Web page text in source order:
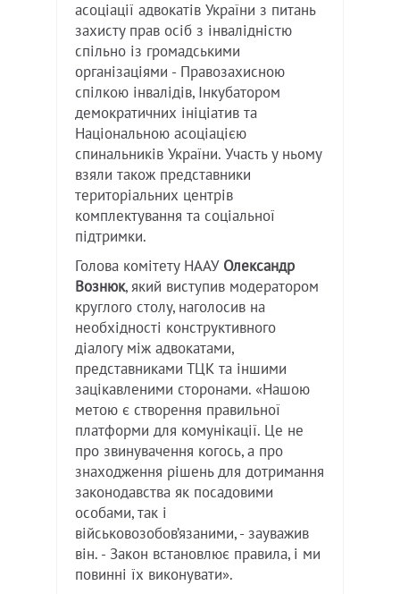
асоціації адвокатів України з питань
захисту прав осіб з інвалідністю
спільно із громадськими
організаціями - Правозахисною
спілкою інвалідів, Інкубатором
демократичних ініціатив та
Національною асоціацією
спинальників України. Участь у ньому
взяли також представники
територіальних центрів
комплектування та соціальної
підтримки.
Голова комітету НААУ Олександр
Вознюк, який виступив модератором
круглого столу, наголосив на
необхідності конструктивного
діалогу між адвокатами,
представниками ТЦК та іншими
зацікавленими сторонами. «Нашою
метою є створення правильної
платформи для комунікації. Це не
про звинувачення когось, а про
знаходження рішень для дотримання
законодавства як посадовими
особами, так і
військовозобов’язаними, - зауважив
він. - Закон встановлює правила, і ми
повинні їх виконувати».